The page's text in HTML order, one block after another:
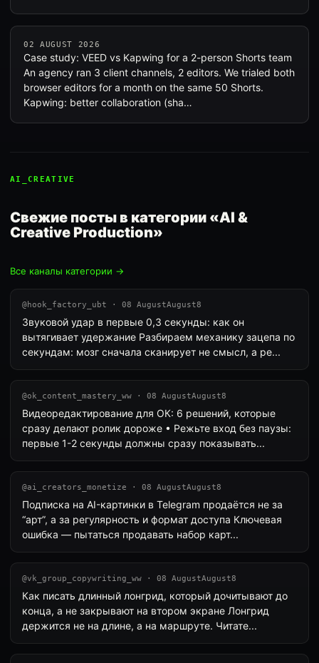
02 AUGUST 2026
Case study: VEED vs Kapwing for a 2-person Shorts team
An agency ran 3 client channels, 2 editors. We trialed both
browser editors for a month on the same 50 Shorts.
Kapwing: better collaboration (sha…
AI_CREATIVE
Свежие посты в категории «AI &
Creative Production»
Все каналы категории →
@hook_factory_ubt · 08 AugustAugust8
Звуковой удар в первые 0,3 секунды: как он
вытягивает удержание Разбираем механику зацепа по
секундам: мозг сначала сканирует не смысл, а ре...
@ok_content_mastery_ww · 08 AugustAugust8
Видеоредактирование для ОК: 6 решений, которые
сразу делают ролик дороже • Режьте вход без паузы:
первые 1-2 секунды должны сразу показывать...
@ai_creators_monetize · 08 AugustAugust8
Подписка на AI-картинки в Telegram продаётся не за
“арт”, а за регулярность и формат доступа Ключевая
ошибка — пытаться продавать набор карт...
@vk_group_copywriting_ww · 08 AugustAugust8
Как писать длинный лонгрид, который дочитывают до
конца, а не закрывают на втором экране Лонгрид
держится не на длине, а на маршруте. Читате...